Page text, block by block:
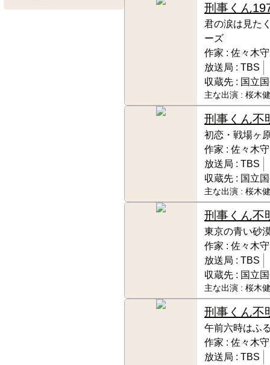
刑事くん
君の涙は見た
ーズ
作家 : 佐々木守
放送局 : TBS
収蔵先 : 国立
主な出演 : 桜木
刑事くん不
初恋・戦場ヶ
作家 : 佐々木守
放送局 : TBS
収蔵先 : 国立
主な出演 : 桜木
刑事くん不
東京の青い砂
作家 : 佐々木守
放送局 : TBS
収蔵先 : 国立
主な出演 : 桜木
刑事くん不
午前六時はふ
作家 : 佐々木守
放送局 : TBS